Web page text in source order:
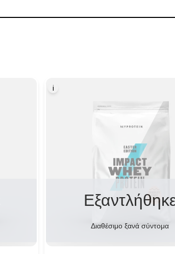
i
Διαθέσιμο ξανά σύντομα